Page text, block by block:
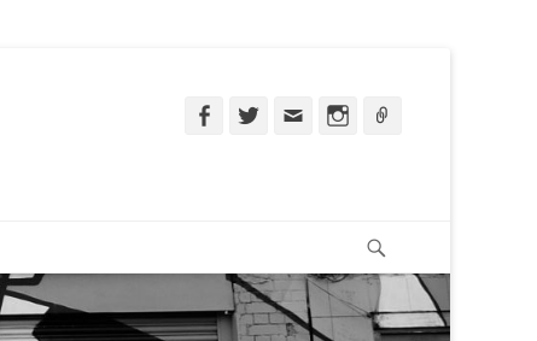
FacebookTwitterEmail Instagram